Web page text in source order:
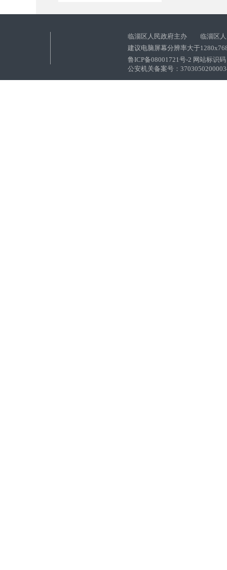
临淄区人民政府主办 临淄区人
建议电脑屏幕分辨率大于
鲁ICP备08001721号-2 网站标识
公安机关备案号：